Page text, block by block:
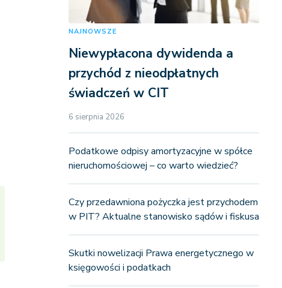
NAJNOWSZE
Niewypłacona dywidenda a
przychód z nieodpłatnych
świadczeń w CIT
6 sierpnia 2026
Podatkowe odpisy amortyzacyjne w spółce
nieruchomościowej – co warto wiedzieć?
Czy przedawniona pożyczka jest przychodem
w PIT? Aktualne stanowisko sądów i fiskusa
Skutki nowelizacji Prawa energetycznego w
księgowości i podatkach